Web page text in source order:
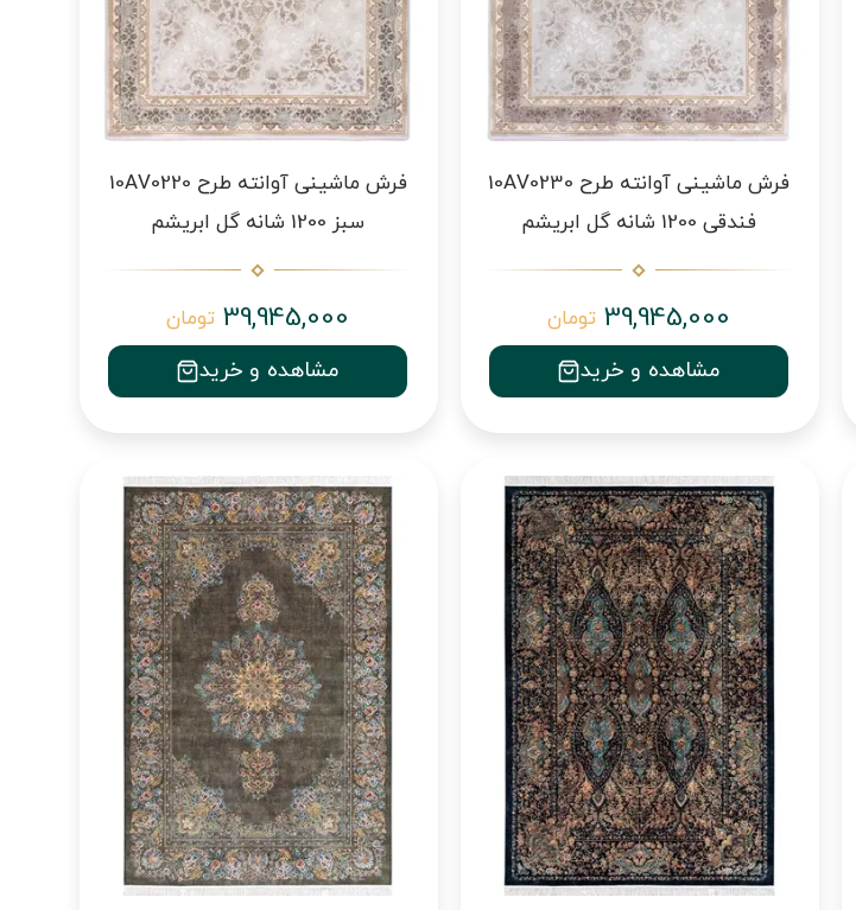
فرش ماشینی آوانته طرح 10AV0230
فندقی 1200 شانه گل ابریشم
39,945,000 تومان
مشاهده و خرید
فرش ماشینی آوانته طرح 10AV0220
سبز 1200 شانه گل ابریشم
39,945,000 تومان
مشاهده و خرید